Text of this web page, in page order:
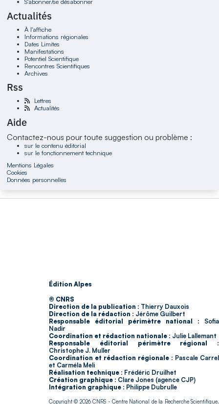
Actualités
À l'affiche
Informations régionales
Dates Limites
Manifestations
Potentiel Scientifique
Rencontres Scientifiques
Archives
Rss
Lettres
Actualités
Aide
Contactez-nous pour toute suggestion ou problème :
sur le contenu éditorial
sur le fonctionnement technique
Mentions Légales
Cookies
Données personnelles
Édition Alpes
© CNRS
Direction de la publication : Thierry Dauxois
Direction de la rédaction : Jérôme Guilbert
Responsable éditorial périmètre national : Sofia
Nadir
Coordination et rédaction nationale : Julie Lallemant
Responsable éditorial périmètre régional :
Christophe J. Muller
Coordination et rédaction régionale : Pascale Carrel
et Carméla Meli
Réalisation technique : Frédéric Druilhet
Création graphique : Clare Jones (agence CJP)
Intégration graphique : Philippe Dubrulle
Copyright © 2026CNRS - Centre National de la Recherche Scientifique.